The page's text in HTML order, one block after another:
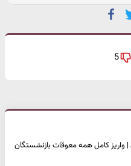
5
| واریز کامل همه معوقات بازنشستگان